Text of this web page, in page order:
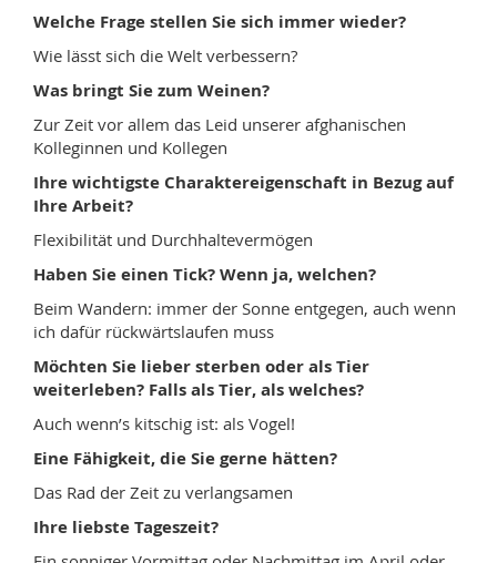
Welche Frage stellen Sie sich immer wieder?
Wie lässt sich die Welt verbessern?
Was bringt Sie zum Weinen?
Zur Zeit vor allem das Leid unserer afghanischen
Kolleginnen und Kollegen
Ihre wichtigste Charaktereigenschaft in Bezug auf
Ihre Arbeit?
Flexibilität und Durchhaltevermögen
Haben Sie einen Tick? Wenn ja, welchen?
Beim Wandern: immer der Sonne entgegen, auch wenn
ich dafür rückwärtslaufen muss
Möchten Sie lieber sterben oder als Tier
weiterleben? Falls als Tier, als welches?
Auch wenn’s kitschig ist: als Vogel!
Eine Fähigkeit, die Sie gerne hätten?
Das Rad der Zeit zu verlangsamen
Ihre liebste Tageszeit?